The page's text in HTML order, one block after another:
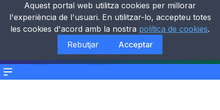
Menu
Aquest portal web utilitza cookies per millorar
l'experiència de l'usuari. En utilitzar-lo, accepteu totes
les cookies d'acord amb la nostra política de cookies.
Rebutjar
Acceptar